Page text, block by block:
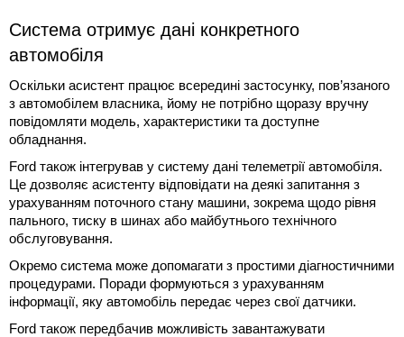
Система отримує дані конкретного
автомобіля
Оскільки асистент працює всередині застосунку, пов’язаного
з автомобілем власника, йому не потрібно щоразу вручну
повідомляти модель, характеристики та доступне
обладнання.
Ford також інтегрував у систему дані телеметрії автомобіля.
Це дозволяє асистенту відповідати на деякі запитання з
урахуванням поточного стану машини, зокрема щодо рівня
пального, тиску в шинах або майбутнього технічного
обслуговування.
Окремо система може допомагати з простими діагностичними
процедурами. Поради формуються з урахуванням
інформації, яку автомобіль передає через свої датчики.
Ford також передбачив можливість завантажувати